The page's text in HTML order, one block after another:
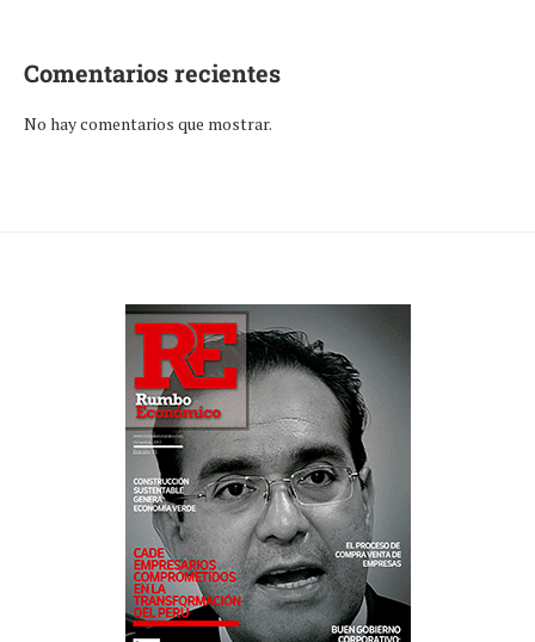
Comentarios recientes
No hay comentarios que mostrar.